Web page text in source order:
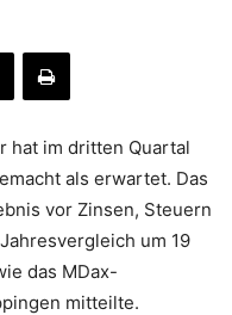
hat im dritten Quartal
als erwartet. Das
vor Zinsen, Steuern
um 19
das MDax-
mitteilte.